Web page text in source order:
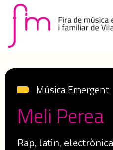
Música Emergent
Meli Perea
Rap, latin, electrònica